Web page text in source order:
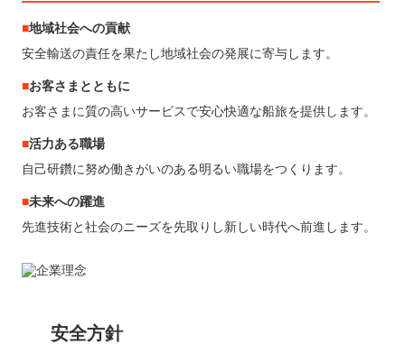
地域社会への貢献
安全輸送の責任を果たし地域社会の発展に寄与します。
お客さまとともに
お客さまに質の高いサービスで安心快適な船旅を提供します。
活力ある職場
自己研鑽に努め働きがいのある明るい職場をつくります。
未来への躍進
先進技術と社会のニーズを先取りし新しい時代へ前進します。
安全方針